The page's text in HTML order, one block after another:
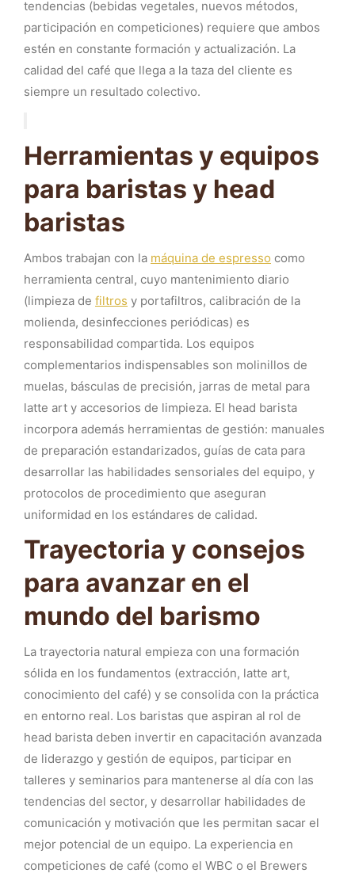
tendencias (bebidas vegetales, nuevos métodos,
participación en competiciones) requiere que ambos
estén en constante formación y actualización. La
calidad del café que llega a la taza del cliente es
siempre un resultado colectivo.
Herramientas y equipos
para baristas y head
baristas
Ambos trabajan con la máquina de espresso como
herramienta central, cuyo mantenimiento diario
(limpieza de filtros y portafiltros, calibración de la
molienda, desinfecciones periódicas) es
responsabilidad compartida. Los equipos
complementarios indispensables son molinillos de
muelas, básculas de precisión, jarras de metal para
latte art y accesorios de limpieza. El head barista
incorpora además herramientas de gestión: manuales
de preparación estandarizados, guías de cata para
desarrollar las habilidades sensoriales del equipo, y
protocolos de procedimiento que aseguran
uniformidad en los estándares de calidad.
Trayectoria y consejos
para avanzar en el
mundo del barismo
La trayectoria natural empieza con una formación
sólida en los fundamentos (extracción, latte art,
conocimiento del café) y se consolida con la práctica
en entorno real. Los baristas que aspiran al rol de
head barista deben invertir en capacitación avanzada
de liderazgo y gestión de equipos, participar en
talleres y seminarios para mantenerse al día con las
tendencias del sector, y desarrollar habilidades de
comunicación y motivación que les permitan sacar el
mejor potencial de un equipo. La experiencia en
competiciones de café (como el WBC o el Brewers